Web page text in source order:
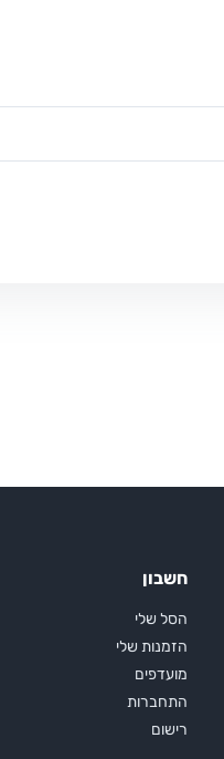
חשבון
הסל שלי
הזמנות שלי
מועדפים
התחברות
רישום